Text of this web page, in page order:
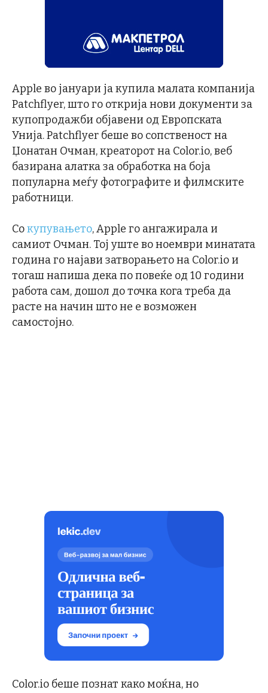
Apple во јануари ја купила малата компанија
Patchflyer, што го открија нови документи за
купопродажби објавени од Европската
Унија. Patchflyer беше во сопственост на
Џонатан Очман, креаторот на Color.io, веб
базирана алатка за обработка на боја
популарна меѓу фотографите и филмските
работници.
Сокупувањето, Apple го ангажирала и
самиот Очман. Тој уште во ноември минатата
година го најави затворањето на Color.io и
тогаш напиша дека по повеќе од 10 години
работа сам, дошол до точка кога треба да
расте на начин што не е возможен
самостојно.
Color.io беше познат како моќна, но